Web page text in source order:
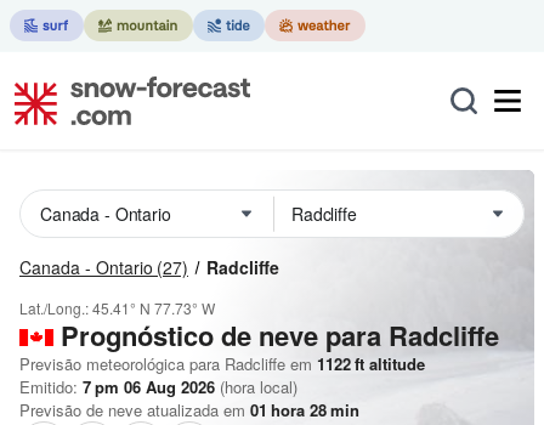
Canada - Ontario (27) Radcliffe
Lat./Long.:45.41° N 77.73° W
Prognóstico de neve para Radcliffe
Previsão meteorológica para Radcliffe em 1122ft altitude
Emitido: 7 pm 06 Aug 2026 (hora local)
Previsão de neve atualizada em 01 hora 28min